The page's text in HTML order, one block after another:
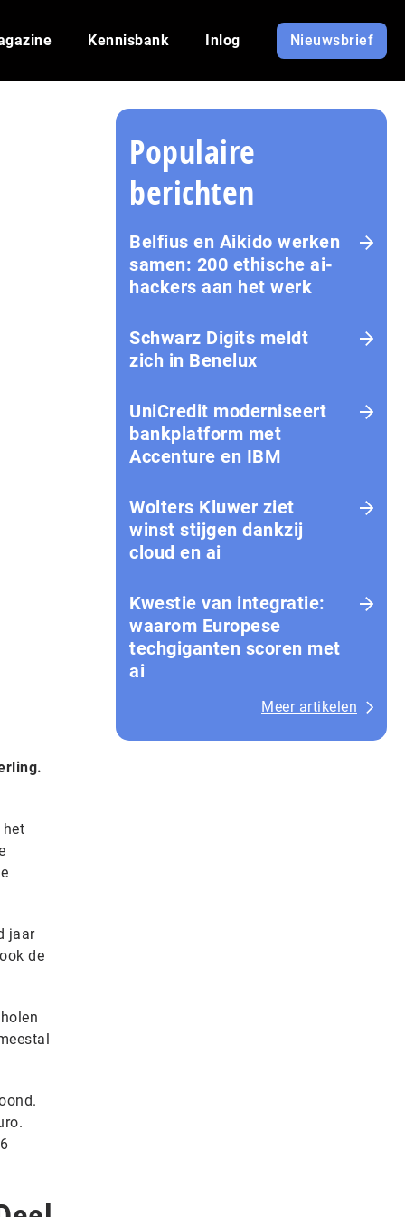
Kennisbank Inlog Nieuwsbrief
het
jaar
de
Populaire
berichten
Belfius en Aikido werken
samen: 200 ethische ai-
hackers aan het werk
Schwarz Digits meldt
zich in Benelux
UniCredit moderniseert
bankplatform met
Accenture en IBM
Wolters Kluwer ziet
winst stijgen dankzij
cloud en ai
Kwestie van integratie:
waarom Europese
techgiganten scoren met
ai
Meer artikelen